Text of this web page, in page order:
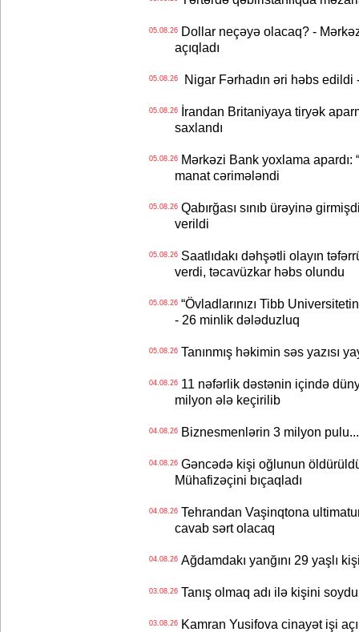
05.08.26Dollar neçəyə olacaq? -
açıqladı
05.08.26Nigar Fərhadın əri həbs edildi
05.08.26İrandan Britaniyaya tiryək
saxlandı
05.08.26Mərkəzi Bank yoxlama apardı:
manat cərimələndi
05.08.26Qabırğası sınıb ürəyinə
verildi
05.08.26Saatlıdakı dəhşətli olayın
verdi, təcavüzkar həbs olundu
05.08.26“Övladlarınızı Tibb
- 26 minlik dələduzluq
05.08.26Tanınmış həkimin səs yazısı
04.08.2611 nəfərlik dəstənin içində
milyon ələ keçirilib
04.08.26Biznesmenlərin 3 milyon
04.08.26Gəncədə kişi oğlunun
Mühafizəçini bıçaqladı
04.08.26Tehrandan Vaşinqtona
cavab sərt olacaq
04.08.26Ağdamdakı yanğını 29 yaşlı
03.08.26Tanış olmaq adı ilə kişini
03.08.26Kamran Yusifova cinayət işi